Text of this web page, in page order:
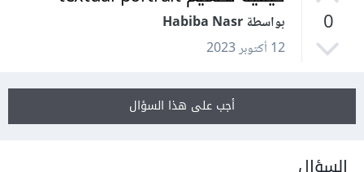
0
بواسطة Habiba Nasr
12 أكتوبر 2023
أجب على هذا السؤال